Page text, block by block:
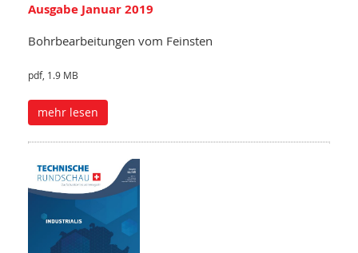
Ausgabe Januar 2019
Bohrbearbeitungen vom Feinsten
pdf, 1.9 MB
mehr lesen